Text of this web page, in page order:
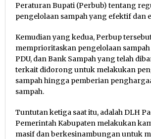
Peraturan Bupati (Perbub) tentang
pengelolaan sampah yang efektif dan
Kemudian yang kedua, Perbup
memprioritaskan pengelolaan sampah
PDU, dan Bank Sampah yang telah
terkait didorong untuk melakukan
sampah hingga pemberian
sampah.
Tuntutan ketiga saat itu, adalah DLH
Pemerintah Kabupaten melakukan
masif dan berkesinambungan untuk